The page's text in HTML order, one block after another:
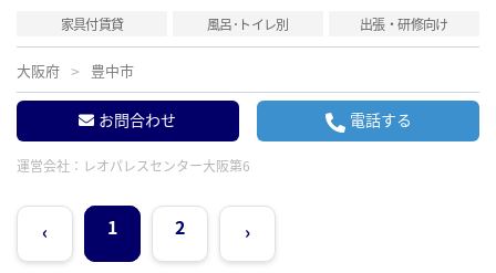
家具付賃貸 風呂･トイレ別 出張・研修向け
大阪府 豊中市
お問合わせ 電話する
運営会社： レオパレスセンター大阪第6
‹ 1 2 ›